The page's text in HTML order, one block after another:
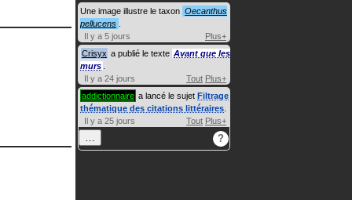
Une image illustre le taxon Oecanthus
pellucens
Il y a 5 jours
Plus+
Crisyx a publié le texte Avant que les
murs
Il y a 24 jours
Tout Plus+
addictionnaire a lancé le sujet Filtrage
thématique des citations littéraires
Il y a 25 jours
Tout Plus+
… ?